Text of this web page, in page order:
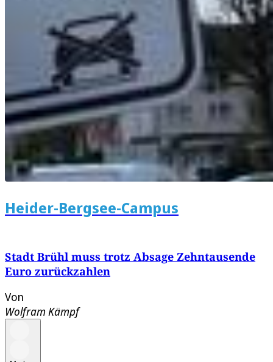
Heider-Bergsee-Campus
Stadt Brühl muss trotz Absage Zehntausende
Euro zurückzahlen
Von
Wolfram Kämpf